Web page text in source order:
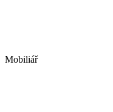
Mobiliář